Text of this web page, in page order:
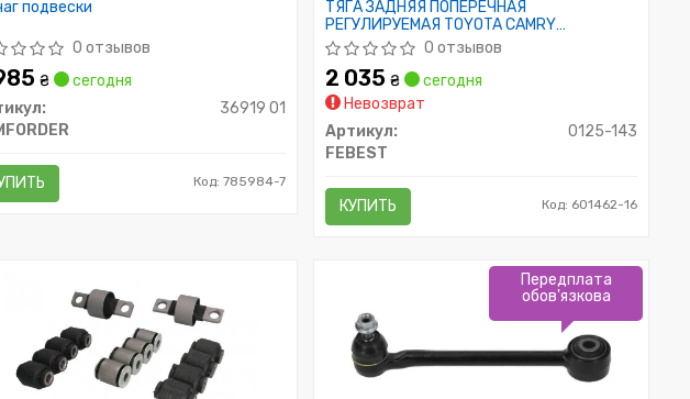
подвески
0 отзывов
₴
сегодня
36919 01
Код: 785984-7
ТЯГА ЗАДНЯЯ ПОПЕРЕЧНАЯ
РЕГУЛИРУЕМАЯ TOYOTA CAMRY
ACV3#/MCV3# 2001-2006
0 отзывов
2 035₴
сегодня
Невозврат
Артикул:
0125-143
FEBEST
КУПИТЬ Код: 601462-16
Передплата
обов'язкова